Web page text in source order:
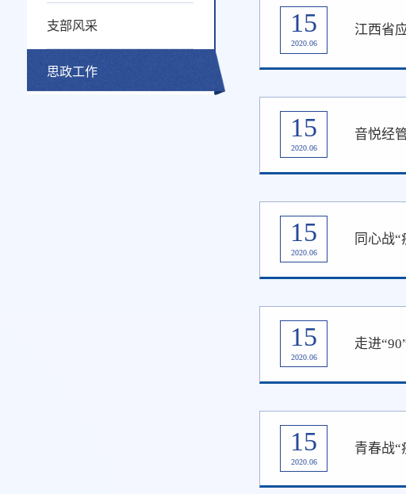
支部风采
思政工作
15
2020.06
江西省
15
2020.06
音悦经
15
2020.06
同心战“
15
2020.06
走进
15
2020.06
青春战“